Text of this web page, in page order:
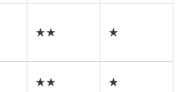
★★ ★
★★ ★